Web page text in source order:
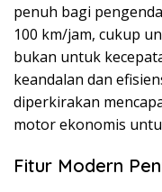
penuh bagi
100 km/jam, cukup
bukan untuk
keandalan dan
diperkirakan
motor ekonomis
Fitur Modern